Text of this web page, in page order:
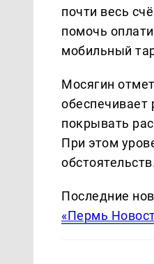
почти весь
помочь
мобильный
Мосягин
покрывать
При этом
Последние
«Пермь